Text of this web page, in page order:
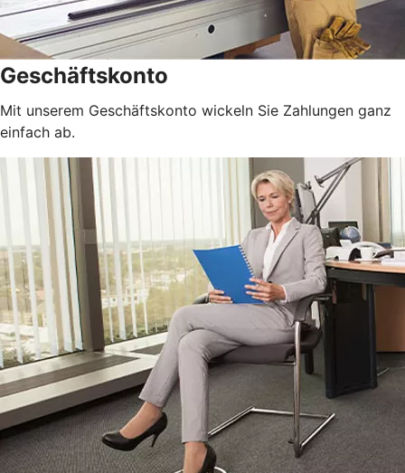
Geschäftskonto
Mit unserem Geschäftskonto wickeln Sie Zahlungen ganz
einfach ab.